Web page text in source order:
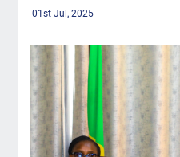
01st Jul, 2025